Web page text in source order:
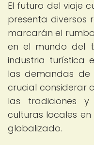
El futuro del viaje
presenta diversos
marcarán el
en el mundo del
industria turística
las demandas de
crucial considerar
las tradiciones
culturas locales
globalizado.